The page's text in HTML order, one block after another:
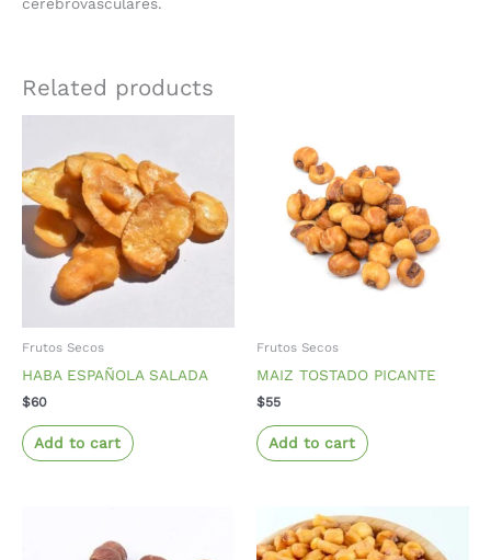
Related products
Frutos Secos
HABA ESPAÑOLA SALADA
$60
Add to cart
Frutos Secos
MAIZ TOSTADO PICANTE
$55
Add to cart